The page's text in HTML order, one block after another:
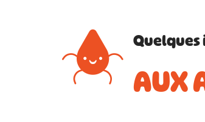
Quelques
AUX